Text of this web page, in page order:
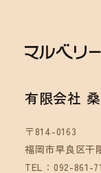
有限会社
〒814-0163
福岡市早良区干
TEL：092-861-